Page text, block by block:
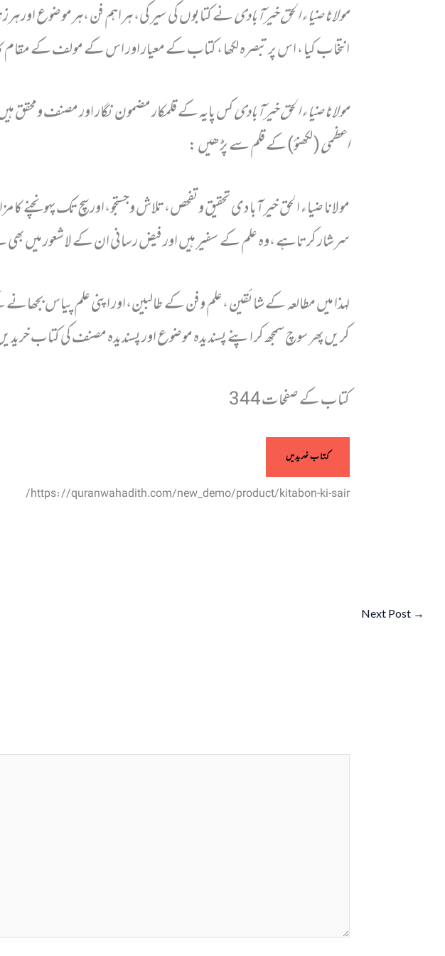
مولانا ضیاء الحق خیرآبادینے کتابوں کی سیر کی، ہراہم فن ،ہرموضوع اور
انتخاب کیا ، اس پر تبصرہ لکھا ، کتاب کے معیار اور اس کے مولف کے مقام کا
مولانا ضیاء الحق خیرآبادیکس پایہ کے قلمکار مضمون نگار اور مصنف
اعظمی( لکھنؤ) کے قلم سے پڑھیں :
مولانا ضیاء الحق خیرآبادی تحقیق وتفحص،تلاش وجستجو،اور سچ تک پہونچنے
سرشار کرتاہے ،وہ علم کے سفیر ہیں اور فیض رسانی ان کے لاشعور میں
لہذا میں مطالعہ کے شائقین ،علم وفن کے طالبین،اور اپنی علم پیاس
کریں پھر سوچ سمجھ کر اپنے پسندیدہ موضوع اور پسندیدہ مصنف کی کتاب
کتاب کے صفحات 344
کتاب خریدیں
https://quranwahadith.com/new_demo/product/kitabon-ki-sair/
Next Post →